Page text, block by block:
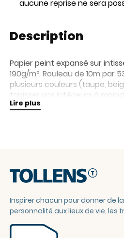
aucune reprise ne sera
Description
Papier peint expansé sur
190g/m². Rouleau de 10m par
plusieurs couleurs (taupe,
tapisser vos intérieurs à
Lire plus
Inspirer chacun pour donner de
personnalité aux lieux de vie, les